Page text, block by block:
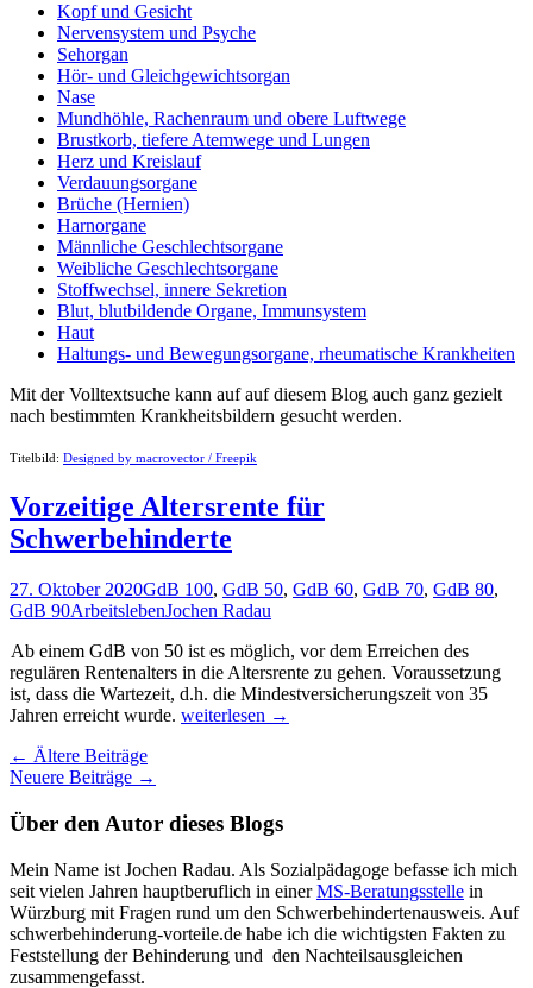
Kopf und Gesicht
Nervensystem und Psyche
Sehorgan
Hör- und Gleichgewichtsorgan
Nase
Mundhöhle, Rachenraum und obere Luftwege
Brustkorb, tiefere Atemwege und Lungen
Herz und Kreislauf
Verdauungsorgane
Brüche (Hernien)
Harnorgane
Männliche Geschlechtsorgane
Weibliche Geschlechtsorgane
Stoffwechsel, innere Sekretion
Blut, blutbildende Organe, Immunsystem
Haut
Haltungs- und Bewegungsorgane, rheumatische Krankheiten
Mit der Volltextsuche kann auf auf diesem Blog auch ganz gezielt
nach bestimmten Krankheitsbildern gesucht werden.
Titelbild: Designed by macrovector / Freepik
Vorzeitige Altersrente für
Schwerbehinderte
27. Oktober 2020GdB 100, GdB 50, GdB 60, GdB 70, GdB 80,
GdB 90ArbeitslebenJochen Radau
Ab einem GdB von 50 ist es möglich, vor dem Erreichen des
regulären Rentenalters in die Altersrente zu gehen. Voraussetzung
ist, dass die Wartezeit, d.h. die Mindestversicherungszeit von 35
Jahren erreicht wurde. Vorzeitige
weiterlesen →
Beitragsnavigation
← Ältere Beiträge
Neuere Beiträge →
Über den Autor dieses Blogs
Mein Name ist Jochen Radau. Als Sozialpädagoge befasse ich mich
seit vielen Jahren hauptberuflich in einerMS-Beratungsstelle in
Würzburg mit Fragen rund um den Schwerbehindertenausweis. Auf
schwerbehinderung-vorteile.de habe ich die wichtigsten Fakten zu
Feststellung der Behinderung und den Nachteilsausgleichen
zusammengefasst.